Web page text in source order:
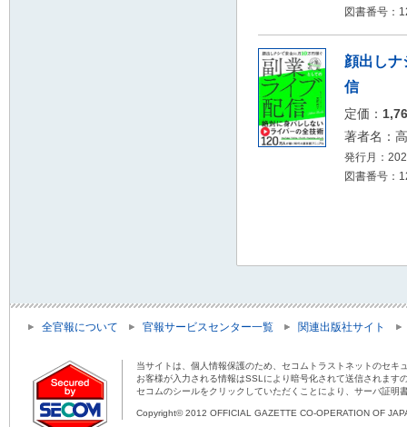
図書番号：
顔出しナ
信
定価：
著者名：
発行月：
図書番号：
全官報について 官報サービスセンター一覧 関連出版社サイト
当サイトは、個人情報保護のため、セコムトラストネットのセキ
お客様が入力される情報はSSLにより暗号化されて送信されま
セコムのシールをクリックしていただくことにより、サーバ証明
Copyright© 2012 OFFICIAL GAZETTE CO-OPERATION OF